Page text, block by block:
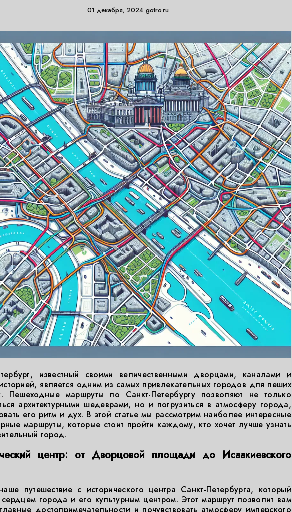
01 декабря, 2024 gotro.ru
известный своими величественными дворцами, каналами и
является одним из самых привлекательных городов для пеших
Пешеходные маршруты по Санкт-Петербургу позволяют не только
архитектурными шедеврами, но и погрузиться в атмосферу города,
его ритм и дух. В этой статье мы рассмотрим наиболее интересные
маршруты, которые стоит пройти каждому, кто хочет лучше узнать
город.
центр: от Дворцовой площади до Исаакиевского
путешествие с исторического центра Санкт-Петербурга, который
сердцем города и его культурным центром. Этот маршрут позволит вам